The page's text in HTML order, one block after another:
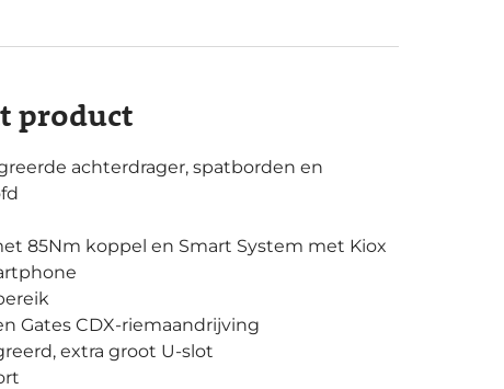
product
achterdrager, spatborden en
85Nm koppel en Smart System met Kiox
Gates CDX-riemaandrijving
extra groot U-slot